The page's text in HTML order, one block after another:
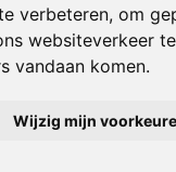
verbeteren, om
websiteverkeer
vandaan komen.
Wijzig mijn